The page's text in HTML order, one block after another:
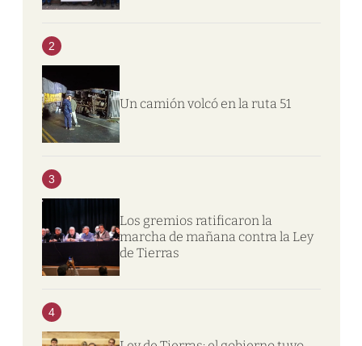
2
Un camión volcó en la ruta 51
3
Los gremios ratificaron la
marcha de mañana contra la Ley
de Tierras
4